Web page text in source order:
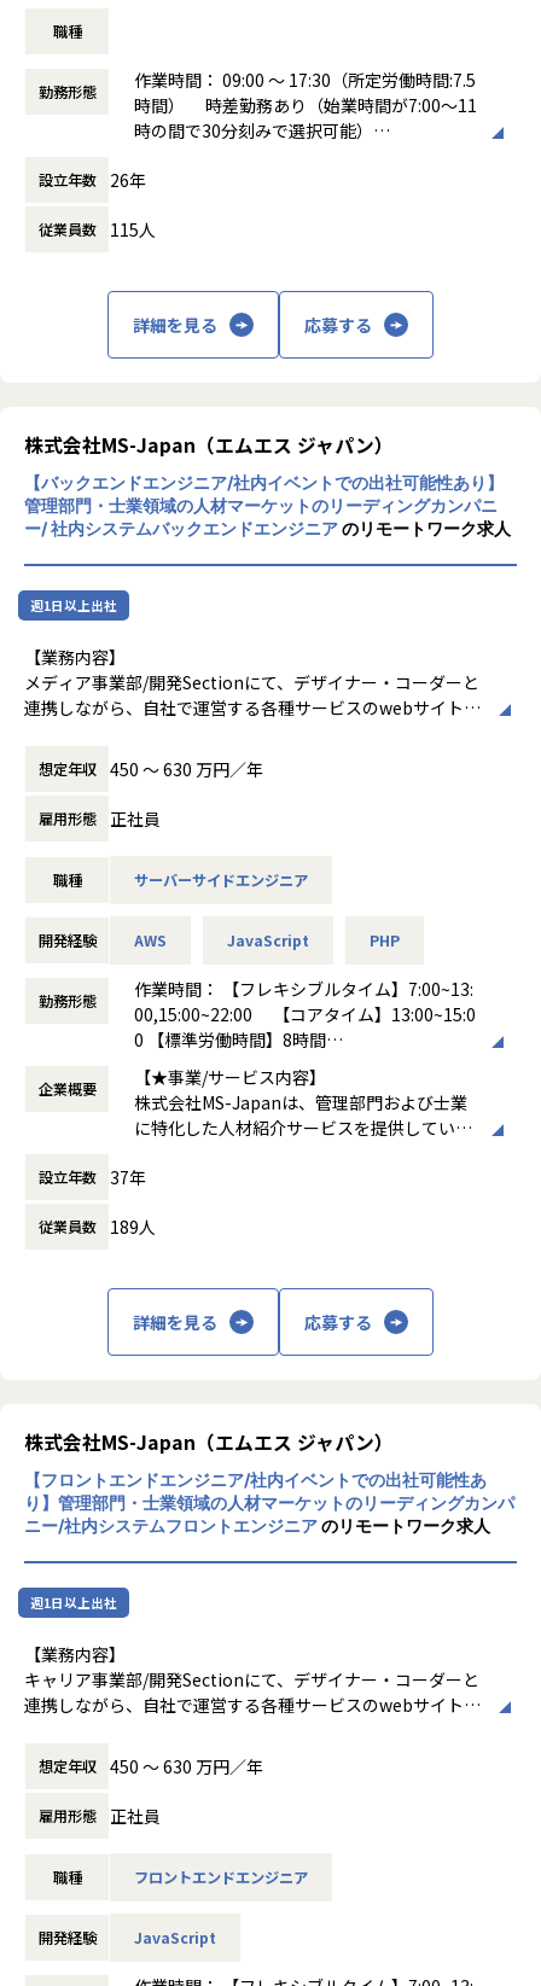
【チームでの活躍と成長ができる環境】
三井金属グループでは、より優れたシステム開発を通してグ
ローバル競争力を高めるという共通の目標に向かってチーム
一丸となっています。多様なバックグラウンドを持つメンバ
ています。
【最先端の知識と経験を得られる】
とができます。技術革新の最前線で、幅広い知識を得られる
機会が豊富です。
会社のミッションとしています。いま、物流2024年問題と言
われるように、物流業界は難しい局面を迎えており、効率化
を目指し、自動化物流を模索するなど、複雑化してきていま
雑化する物流を牽引する人の育成と成⾧が不可欠だと考えて
「顔の見えるクラウドサービス」を提供していきたいと思っ
育成を成⾧戦略として掲げています。
時代・業界の変革の中でも成⾧を続けていくべく、当社のメ
インサービスの現場への導入を担い、また、お客様の課題解
・自社システムの受注支援、営業活動のサポート
・機能設定、要件定義、ロケーション設定
・データ精査
・導入支援、導入後の顧客フォロー
※プロジェクト期間は1ヶ月～数ヵ月程度が中心、同時に複
数のプロジェクトをマルチタスクとして応対して頂きます。
（その時々での業務量・工数を踏まえ、担当を割り振ります
ので、自身の業務のバランスを見ながら参画を選択できま
す）
※顧客対応のため、地方出張の可能性があります。
様々な物流運用において最適化された汎用パッケージサービ
す。
システムとのデータ連携を確認しながら、サービス稼働に向
・顧客との成功体験を強く感じられる点
・IT×物流という専門知識を得られる点 ※市場価値は高い
・高い成長市場下によるスキルアップ、キャリアップがし易
い点
・新しいサービス開発・システム開発に携われる点
・サブスクリプションというビジネスモデルを経験できる点
【社内の雰囲気】
間を大切にし協調性を持てる方。長時間働くより仕事とプラ
イベートのメリハリを付けられる方には大変働きやすい環境
システムの知識を身に付けてからOJTに臨んで頂きます。
【業務の変更の範囲】
会社の定める業務の範囲
職種
勤務形態
作業時間： 09:00 ～ 17:30（所定労働時間:7.5
時間） 時差勤務あり（始業時間が7:00～11
時の間で30分刻みで選択可能）
時など）
時間）
設立年数 26年
従業員数 115人
詳細を見る 応募する
株式会社MS-Japan（エムエス ジャパン）
【バックエンドエンジニア/社内イベントでの出社可能性あり】
管理部門・士業領域の人材マーケットのリーディングカンパニ
ー/ 社内システムバックエンドエンジニアのリモートワーク求人
週1日以上出社
【業務内容】
メディア事業部/開発Sectionにて、デザイナー・コーダーと
連携しながら、自社で運営する各種サービスのwebサイトの
＜担当業務＞
自社運営のWEBメディアにかかわるシステム開発ご経験に応
じてPHPを使った新機能の開発や既存機能の改善、サービス
の各種APIの連携、プログラムの品質管理やバグ修正などを
務全般に携わっていただく可能性がございます。
自社内開発であるため、比較的働き方は自由。フレックスタ
時間をコントロールすることができます。また、社内は20代
の後半社員が中心で、社員同士の距離が近く、他部署の方と
も良好な関係でコミュニケーションを取っております。年齢
意識があるため、意見も発信しやすい環境です。自分の考え
を持ち、のびのびと働くことができます。
当社業務全般
想定年収 450 〜 630 万円／年
雇用形態 正社員
職種 サーバーサイドエンジニア
開発経験 AWS JavaScript PHP
勤務形態
作業時間： 【フレキシブルタイム】7:00~13:
00,15:00~22:00 【コアタイム】13:00~15:0
0 【標準労働時間】8時間
働き方：
フレックス制（コアタイムあり）
時間外労働の有無： 有（月平均10時間～30
時間）
休憩時間： 60分
企業概要
【★事業/サービス内容】
株式会社MS-Japanは、管理部門および士業
に特化した人材紹介サービスを提供していま
などの管理部門職や、公認会計士・税理士・
す。また、ダイレクトリクルーティングメデ
も運営しています。
【★社風/文化】
株式会社MS-Japanの社風は、風通しが良
る気がある人には多くのチャンスが与えられ
ます。また、社員同士の協力やコミュニケー
ションを大切にし、温かみのある職場環境が
整っています。
【★働き方/リモートワーク】
株式会社MS-Japanでは、フレックスタイム
能です。コロナ禍以降もリモートワークを継
続し、社員のパフォーマンスを最大化する環
設立年数 37年
従業員数 189人
詳細を見る 応募する
株式会社MS-Japan（エムエス ジャパン）
【フロントエンドエンジニア/社内イベントでの出社可能性あ
り】管理部門・士業領域の人材マーケットのリーディングカンパ
ニー/社内システムフロントエンジニアのリモートワーク求人
週1日以上出社
【業務内容】
キャリア事業部/開発Sectionにて、デザイナー・コーダーと
連携しながら、自社で運営する各種サービスのwebサイトの
＜担当業務＞
自社運営のWEBメディアにかかわるシステム開発ご経験に応
じてJavascriptを使ったフロントエンドの開発や新規・既存
機能の改善、一部PHPを使用したバックエンドとの連携、プ
【組織構成】
キャリア事業部/開発Section
想定年収 450 〜 630 万円／年
雇用形態 正社員
職種 フロントエンドエンジニア
開発経験 JavaScript